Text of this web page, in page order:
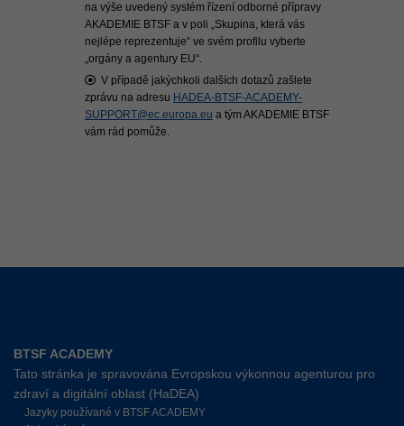
na výše uvedený systém řízení odborné přípravy
AKADEMIE BTSF a v poli „Skupina, která vás
nejlépe reprezentuje“ ve svém profilu vyberte
„orgány a agentury EU“.
V případě jakýchkoli dalších dotazů zašlete
zprávu na adresu HADEA-BTSF-ACADEMY-
SUPPORT@ec.europa.eu a tým AKADEMIE BTSF
vám rád pomůže.
BTSF ACADEMY
Tato stránka je spravována Evropskou výkonnou agenturou pro
zdraví a digitální oblast (HaDEA)
Jazyky používané v BTSF ACADEMY